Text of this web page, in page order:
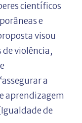
científicos
e
visou
violência,
a
aprendizagem
de